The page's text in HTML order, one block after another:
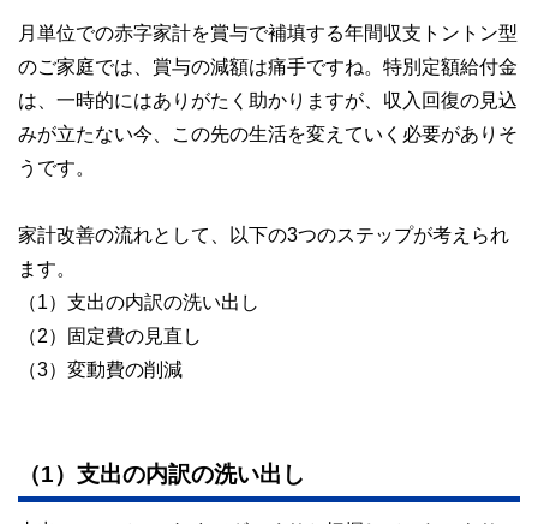
月単位での赤字家計を賞与で補填する年間収支トントン型
のご家庭では、賞与の減額は痛手ですね。特別定額給付金
は、一時的にはありがたく助かりますが、収入回復の見込
みが立たない今、この先の生活を変えていく必要がありそ
うです。
家計改善の流れとして、以下の3つのステップが考えられ
ます。
（1）支出の内訳の洗い出し
（2）固定費の見直し
（3）変動費の削減
（1）支出の内訳の洗い出し